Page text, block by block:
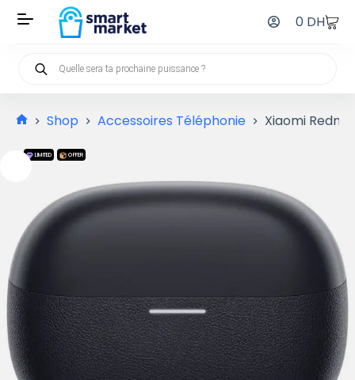
0 DH
Shop Accessoires Téléphonie Xiaomi Redmi
LIMITED OFFER